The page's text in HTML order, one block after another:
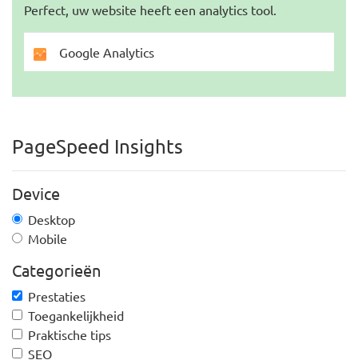
Perfect, uw website heeft een analytics tool.
Google Analytics
PageSpeed Insights
Device
Desktop
Mobile
Categorieën
Prestaties
Toegankelijkheid
Praktische tips
SEO